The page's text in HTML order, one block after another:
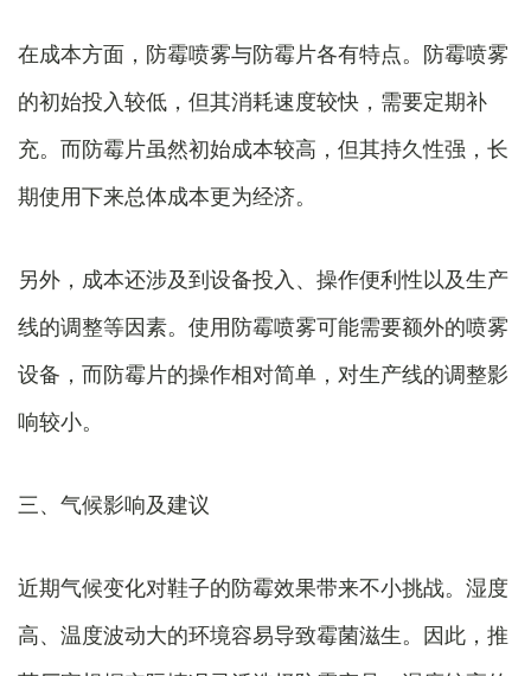
在成本方面，防霉喷雾与防霉片各有特点。防霉喷雾
的初始投入较低，但其消耗速度较快，需要定期补
充。而防霉片虽然初始成本较高，但其持久性强，长
期使用下来总体成本更为经济。
另外，成本还涉及到设备投入、操作便利性以及生产
线的调整等因素。使用防霉喷雾可能需要额外的喷雾
设备，而防霉片的操作相对简单，对生产线的调整影
响较小。
三、气候影响及建议
近期气候变化对鞋子的防霉效果带来不小挑战。湿度
高、温度波动大的环境容易导致霉菌滋生。因此，推